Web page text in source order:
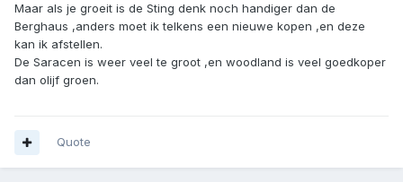
Maar als je groeit is de Sting denk noch handiger dan de
Berghaus ,anders moet ik telkens een nieuwe kopen ,en deze
kan ik afstellen.
De Saracen is weer veel te groot ,en woodland is veel goedkoper
dan olijf groen.
Quote